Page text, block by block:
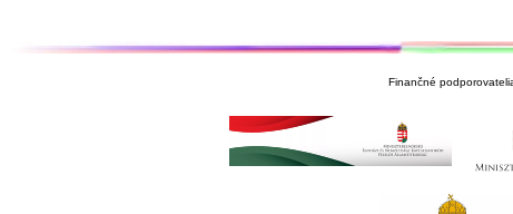
Finančné